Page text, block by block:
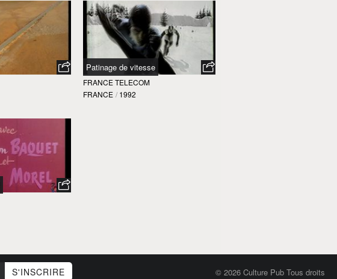
Patinage de vitesse
FRANCE TELECOM
FRANCE / 1992
© 2026 Culture Pub Tous droits